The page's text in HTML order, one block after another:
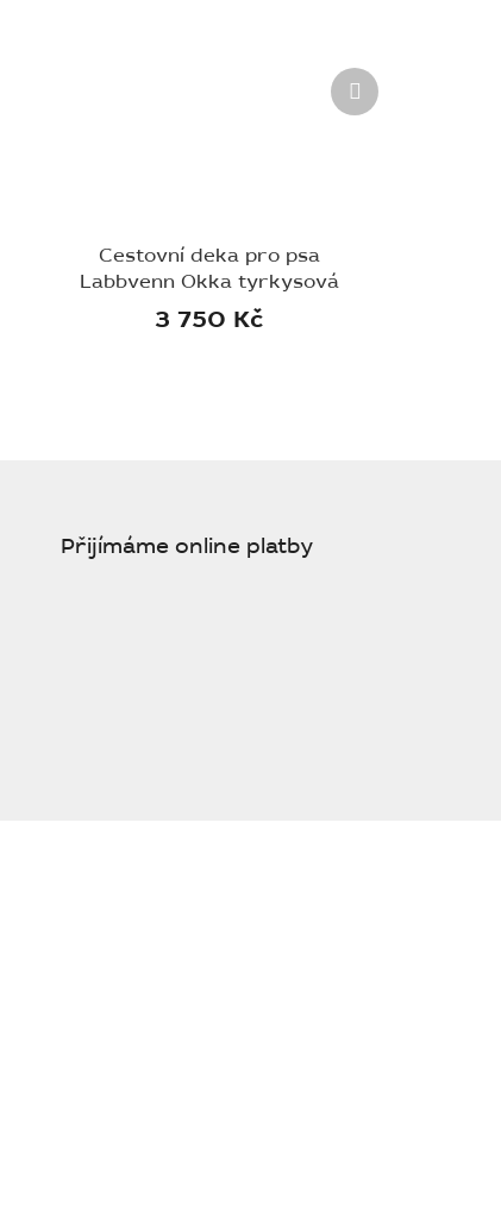
Cestovní deka pro psa
Labbvenn Okka tyrkysová
3 750 Kč
Další
produkt
Přijímáme online platby